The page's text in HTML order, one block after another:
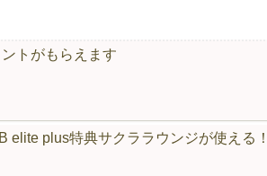
トがもらえます
elite plus特典サクララウンジが使える